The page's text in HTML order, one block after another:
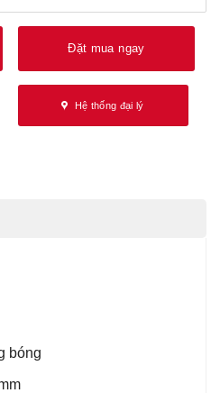
Đặt mua ngay
Hệ thống đại lý
bóng